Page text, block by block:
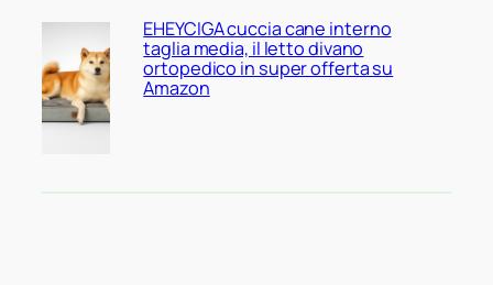
EHEYCIGA cuccia cane interno
taglia media, il letto divano
ortopedico in super offerta su
Amazon